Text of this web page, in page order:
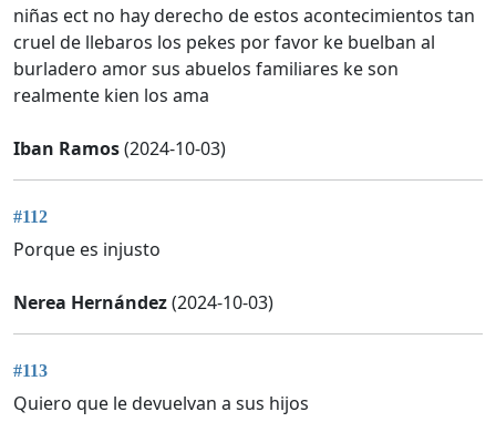
niñas ect no hay derecho de estos acontecimientos tan
cruel de llebaros los pekes por favor ke buelban al
burladero amor sus abuelos familiares ke son
realmente kien los ama
Iban Ramos(2024-10-03)
#112
Porque es injusto
Nerea Hernández(2024-10-03)
#113
Quiero que le devuelvan a sus hijos